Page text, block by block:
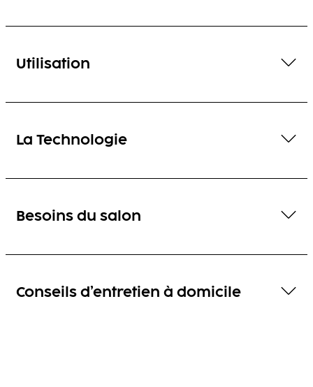
Utilisation
La Technologie
Besoins du salon
Conseils d’entretien à domicile